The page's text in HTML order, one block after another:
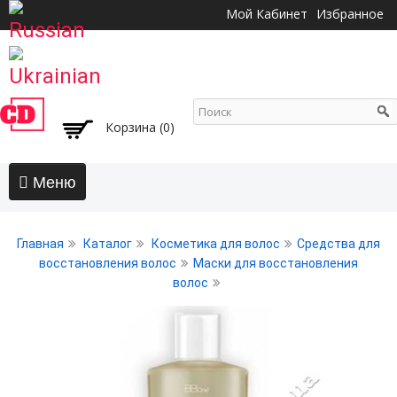
основному
Мой Кабинет Избранное
Корзина (0)
АКЦИИ
Воски, пасты, глина, помады для волос
Главная Каталог Косметика для волос
Средства для
восстановления волос
Маски для восстановления
волос